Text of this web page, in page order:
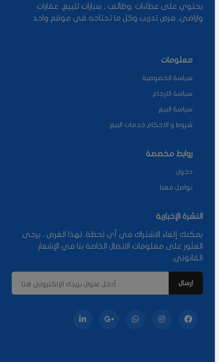
يحتوي على عطاءات ,وظائف , سيارات للبيع, عقارات
واراضي, فرص تدريب وكل ما تحتاجه في موقع واحد
معلومات
سياسة الخصوصية
سياسة الارجاع
سياسة البيع
شروط و الاحكام خدمات البيع
روابط مخصصة
دخول
تواصل معنا
النشرة الإخبارية
يمكنك إلغاء الاشتراك في أي لحظة. لهذا الغرض ، يرجى
العثور على معلومات الاتصال الخاصة بنا في الإشعار
القانوني.